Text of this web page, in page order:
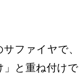
ファイヤで、
」と重ね付け